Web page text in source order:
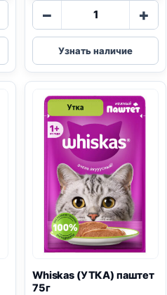
−
Количество
Whiskas
(КОТЯТА,
ЯГНЕНОК)
+
Узнать наличие
Whiskas (УТКА) паштет
75г